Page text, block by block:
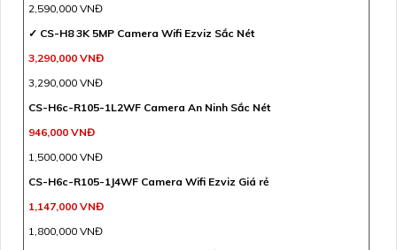
2,590,000 VNĐ
✓ CS-H8 3K 5MP Camera Wifi Ezviz Sắc Nét
3,290,000 VNĐ
3,290,000 VNĐ
CS-H6c-R105-1L2WF Camera An Ninh Sắc Nét
946,000 VNĐ
1,500,000 VNĐ
CS-H6c-R105-1J4WF Camera Wifi Ezviz Giá rẻ
1,147,000 VNĐ
1,800,000 VNĐ